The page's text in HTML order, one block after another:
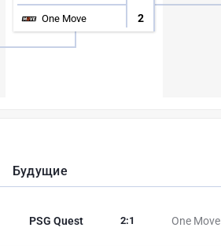
One Move 2
Будущие
PSG Quest One Move
2:1